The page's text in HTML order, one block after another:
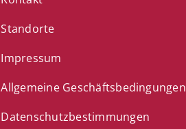
Standorte
Impressum
Allgemeine Geschäftsbedingungen
Datenschutzbestimmungen